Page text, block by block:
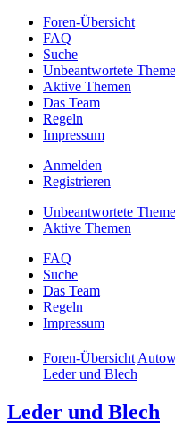
Foren-Übersicht
FAQ
Suche
Unbeantwortete
Aktive Themen
Das Team
Regeln
Impressum
Anmelden
Registrieren
Unbeantwortete
Aktive Themen
FAQ
Suche
Das Team
Regeln
Impressum
Foren-Übersicht
Leder und Blech
Leder und Blech